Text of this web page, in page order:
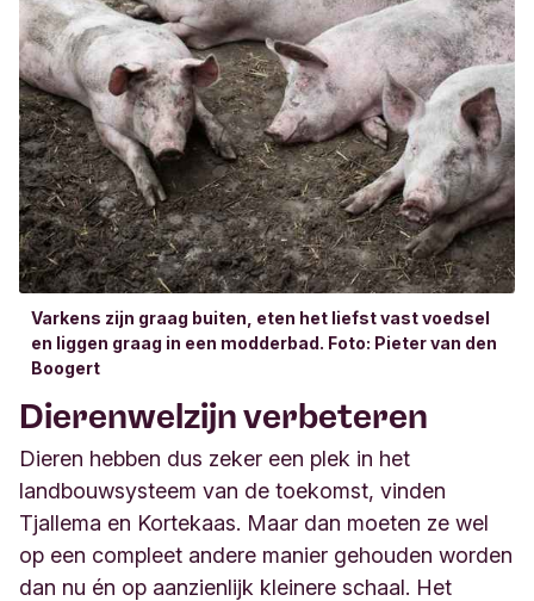
Varkens zijn graag buiten, eten het liefst vast voedsel
en liggen graag in een modderbad. Foto: Pieter van den
Boogert
Dierenwelzijn verbeteren
Dieren hebben dus zeker een plek in het
landbouwsysteem van de toekomst, vinden
Tjallema en Kortekaas. Maar dan moeten ze wel
op een compleet andere manier gehouden worden
dan nu én op aanzienlijk kleinere schaal. Het